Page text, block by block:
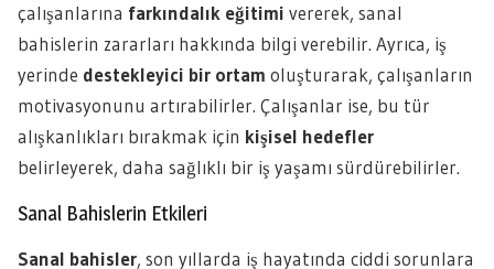
çalışanlarına farkındalık eğitimi vererek, sanal
bahislerin zararları hakkında bilgi verebilir. Ayrıca, iş
yerinde destekleyici bir ortam oluşturarak, çalışanların
motivasyonunu artırabilirler. Çalışanlar ise, bu tür
alışkanlıkları bırakmak için kişisel hedefler
belirleyerek, daha sağlıklı bir iş yaşamı sürdürebilirler.
Sanal Bahislerin Etkileri
Sanal bahisler, son yıllarda iş hayatında ciddi sorunlara